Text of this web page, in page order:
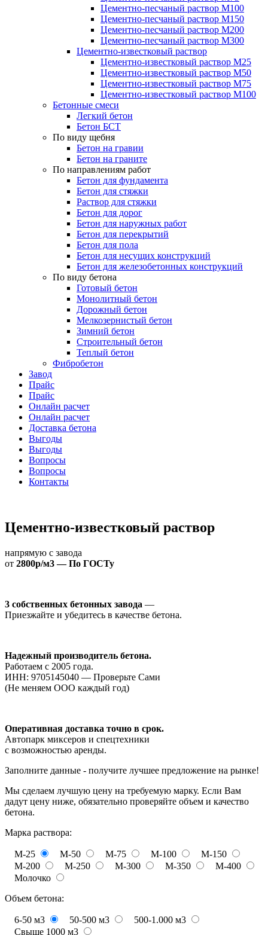
Цементно-песчаный раствор М100
Цементно-песчаный раствор М150
Цементно-песчаный раствор М200
Цементно-песчаный раствор М300
Цементно-известковый раствор
Цементно-известковый раствор М25
Цементно-известковый раствор М50
Цементно-известковый раствор М75
Цементно-известковый раствор М100
Бетонные смеси
Легкий бетон
Бетон БСТ
По виду щебня
Бетон на гравии
Бетон на граните
По направлениям работ
Бетон для фундамента
Бетон для стяжки
Раствор для стяжки
Бетон для дорог
Бетон для наружных работ
Бетон для перекрытий
Бетон для пола
Бетон для несущих конструкций
Бетон для железобетонных конструкций
По виду бетона
Готовый бетон
Монолитный бетон
Дорожный бетон
Мелкозернистый бетон
Зимний бетон
Строительный бетон
Теплый бетон
Фибробетон
Завод
Прайс
Прайс
Онлайн расчет
Онлайн расчет
Доставка бетона
Выгоды
Выгоды
Вопросы
Вопросы
Контакты
Цементно-известковый раствор
напрямую с завода
от 2800р/м3 — По ГОСТу
3 собственных бетонных завода —
Приезжайте и убедитесь в качестве бетона.
Надежный производитель бетона.
Работаем с 2005 года.
ИНН: 9705145040 — Проверьте Сами
(Не меняем ООО каждый год)
Оперативная доставка точно в срок.
Автопарк миксеров и спецтехники
с возможностью аренды.
Заполните данные - получите лучшее предложение на рынке!
Мы сделаем лучшую цену на требуемую марку. Если Вам
дадут цену ниже, обязательно проверяйте объем и качество
бетона.
Марка раствора:
М-25 М-50 М-75 М-100
М-150
М-200
М-250 М-300 М-350
М-400
Молочко
Объем бетона:
6-50 м3 50-500 м3
500-1.000 м3
Свыше 1000 м3